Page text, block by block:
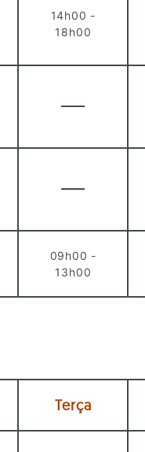
14h00 -
18h00
09h00 -
13h00
Terça